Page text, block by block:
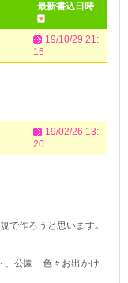
最新書込日時
19/10/29 21:
15
19/02/26 13:
20
で作ろうと思います｡
、公園…色々お出かけ